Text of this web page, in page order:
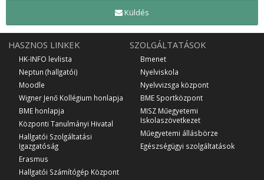
Küldés
HASZNOS LINKEK
HK-INFO levlista
Neptun (hallgatói)
Moodle
Wigner Jenő Kollégium honlapja
BME honlapja
Központi Tanulmányi Hivatal
Hallgatói Szolgáltatási
Igazgatóság
Erasmus
Hallgatói Számítógép Központ
SZOLGÁLTATÁSOK
Bmenet
Nyelviskola
Nyelvvizsga központ
BME Sportközpont
MISZ Műegyetemi
Iskolaszövetkezet
Műegyetemi állásbörze
Egészségügyi szolgáltatások